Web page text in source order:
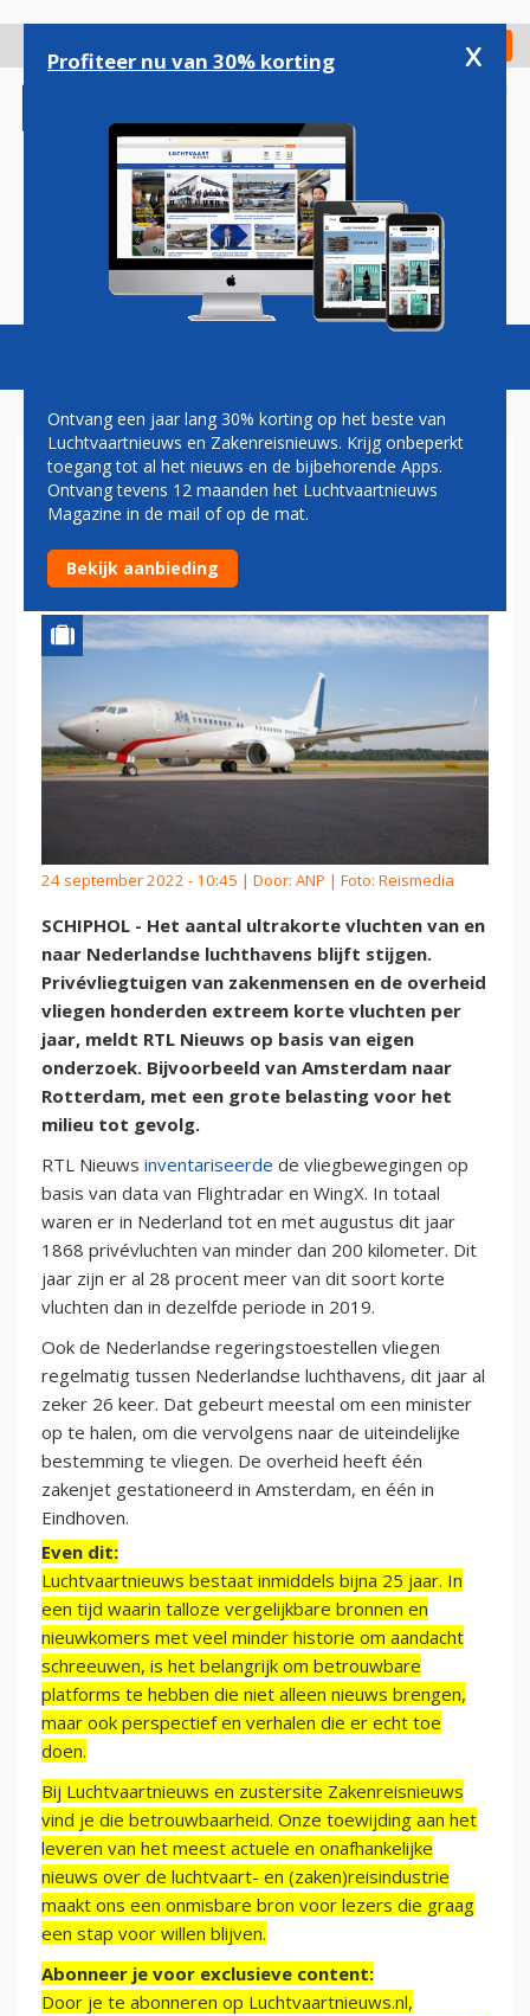
gaan
Check in
Magazine Podcasts Vacatures
KORTE VLUCHTEN VOOR 20
MINUTEN TIJDWINST: OOK
REGERING DOET MEE
24 september 2022 - 10:45 | Door: ANP | Foto: Reismedia
SCHIPHOL - Het aantal ultrakorte vluchten van en
naar Nederlandse luchthavens blijft stijgen.
Privévliegtuigen van zakenmensen en de overheid
vliegen honderden extreem korte vluchten per
jaar, meldt RTL Nieuws op basis van eigen
onderzoek. Bijvoorbeeld van Amsterdam naar
Rotterdam, met een grote belasting voor het
milieu tot gevolg.
RTL Nieuws inventariseerde de vliegbewegingen op
basis van data van Flightradar en WingX. In totaal
waren er in Nederland tot en met augustus dit jaar
1868 privévluchten van minder dan 200 kilometer. Dit
jaar zijn er al 28 procent meer van dit soort korte
vluchten dan in dezelfde periode in 2019.
Ook de Nederlandse regeringstoestellen vliegen
regelmatig tussen Nederlandse luchthavens, dit jaar al
zeker 26 keer. Dat gebeurt meestal om een minister
op te halen, om die vervolgens naar de uiteindelijke
bestemming te vliegen. De overheid heeft één
zakenjet gestationeerd in Amsterdam, en één in
Eindhoven.
Even dit:
Luchtvaartnieuws bestaat inmiddels bijna 25 jaar. In
een tijd waarin talloze vergelijkbare bronnen en
nieuwkomers met veel minder historie om aandacht
schreeuwen, is het belangrijk om betrouwbare
platforms te hebben die niet alleen nieuws brengen,
maar ook perspectief en verhalen die er echt toe
doen.
Bij Luchtvaartnieuws en zustersite Zakenreisnieuws
vind je die betrouwbaarheid. Onze toewijding aan het
leveren van het meest actuele en onafhankelijke
nieuws over de luchtvaart- en (zaken)reisindustrie
maakt ons een onmisbare bron voor lezers die graag
een stap voor willen blijven.
Abonneer je voor exclusieve content:
Door je te abonneren op Luchtvaartnieuws.nl,
Profiteer nu van 30% korting x
Ontvang een jaar lang 30% korting op het beste van
Luchtvaartnieuws en Zakenreisnieuws. Krijg onbeperkt
toegang tot al het nieuws en de bijbehorende Apps.
Ontvang tevens 12 maanden het Luchtvaartnieuws
Magazine in de mail of op de mat.
Bekijk aanbieding